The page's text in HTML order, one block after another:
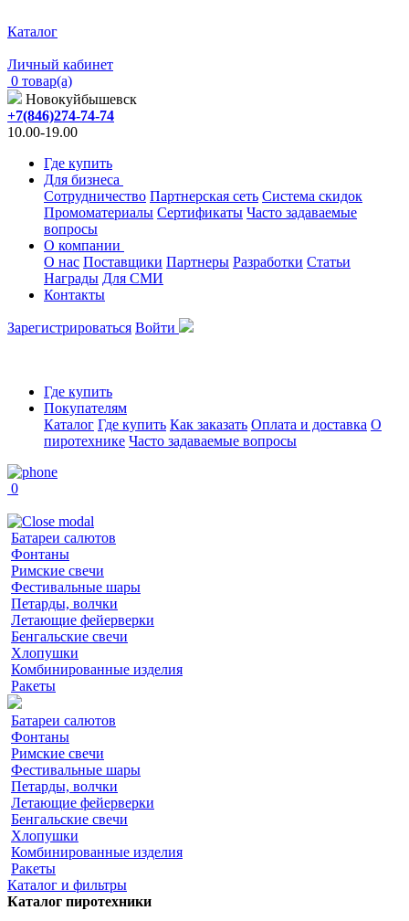
Каталог
Личный кабинет
0 товар(а)
Новокуйбышевск
+7(846)274-74-74
10.00-19.00
Где купить
Для бизнеса
Сотрудничество Партнерская сеть Система скидок
Промоматериалы Сертификаты Часто задаваемые
вопросы
О компании
О нас Поставщики Партнеры Разработки Статьи
Награды Для СМИ
Контакты
Зарегистрироваться Войти
Где купить
Покупателям
Каталог Где купить Как заказать Оплата и доставка О
пиротехнике Часто задаваемые вопросы
0
Батареи салютов
Фонтаны
Римские свечи
Фестивальные шары
Петарды, волчки
Летающие фейерверки
Бенгальские свечи
Хлопушки
Комбинированные изделия
Ракеты
Батареи салютов
Фонтаны
Римские свечи
Фестивальные шары
Петарды, волчки
Летающие фейерверки
Бенгальские свечи
Хлопушки
Комбинированные изделия
Ракеты
Каталог и фильтры
Каталог пиротехники